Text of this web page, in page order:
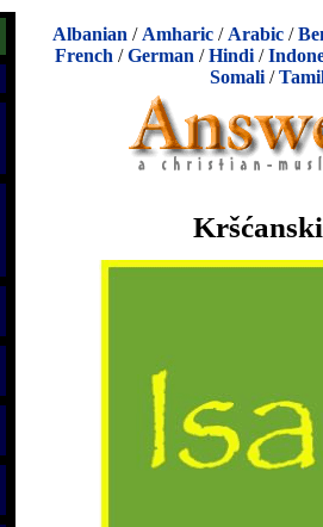
Albanian / Amharic / Arabic /
French /German /Hindi /
Somali/